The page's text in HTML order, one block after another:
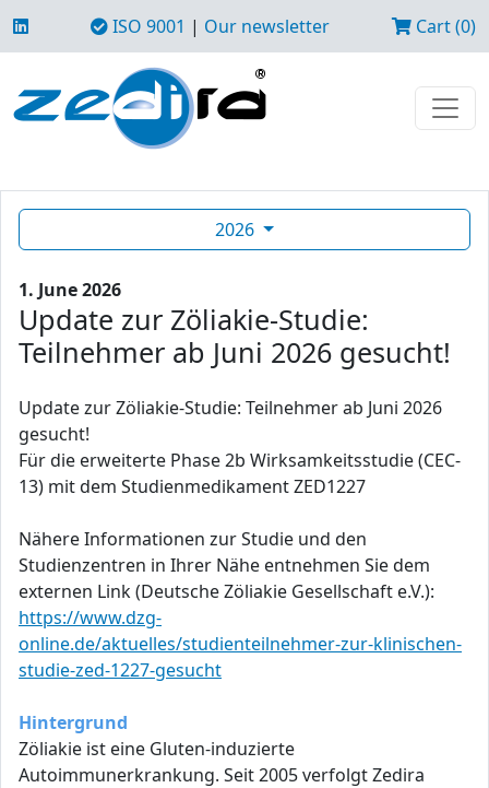
ISO 9001 | Our newsletter Cart (0)
2026
1. June 2026
Update zur Zöliakie-Studie:
Teilnehmer ab Juni 2026 gesucht!
Update zur Zöliakie-Studie: Teilnehmer ab Juni 2026
gesucht!
Für die erweiterte Phase 2b Wirksamkeitsstudie (CEC-
13) mit dem Studienmedikament ZED1227
Nähere Informationen zur Studie und den
Studienzentren in Ihrer Nähe entnehmen Sie dem
externen Link (Deutsche Zöliakie Gesellschaft e.V.):
https://www.dzg-
online.de/aktuelles/studienteilnehmer-zur-klinischen-
studie-zed-1227-gesucht
Hintergrund
Zöliakie ist eine Gluten-induzierte
Autoimmunerkrankung. Seit 2005 verfolgt Zedira